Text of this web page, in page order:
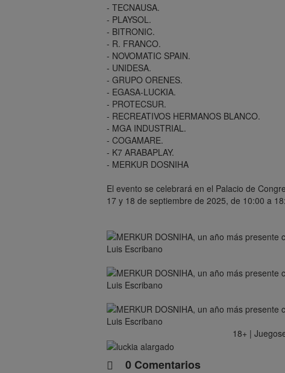
- TECNAUSA.
- PLAYSOL.
- BITRONIC.
- R. FRANCO.
- NOVOMATIC SPAIN.
- UNIDESA.
- GRUPO ORENES.
- EGASA-LUCKIA.
- PROTECSUR.
- RECREATIVOS HERMANOS BLANCO.
- MGA INDUSTRIAL.
- COGAMARE.
- K7 ARABAPLAY.
- MERKUR DOSNIHA
El evento se celebrará en el Palacio de
17 y 18 de septiembre de 2025, de 10:00 a
18+ |
0 Comentarios